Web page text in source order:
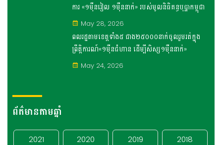
ការ «១ម៉ឺនរៀល ១ម៉ឺននាក់» របស់មូលនិធិគន្ធបុប្ផាកម្ពុជា
May 28, 2026
ពលរដ្ឋតាមខេត្តទាំង៥ ជាង២៥០០០នាក់ចូលរួមរត់ក្នុង
ព្រឹត្តិការណ៍«១ម៉ឺនជំហាន ដើម្បីសិស្ស១ម៉ឺននាក់»
May 24, 2026
ព័ត៌មានតាមឆ្នាំ
2021 2020 2019 2018